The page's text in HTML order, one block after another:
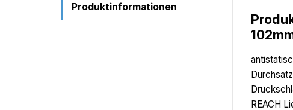
Produktinformationen
REACH